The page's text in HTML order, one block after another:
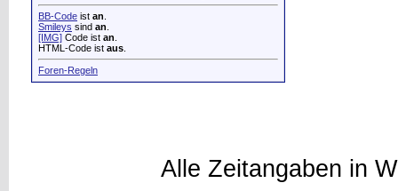
BB-Code ist an
Smileys sind an
[IMG] Code ist an
HTML-Code ist aus
Foren-Regeln
Alle Zeitangaben in